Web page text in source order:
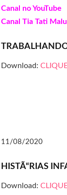
Canal no YouTube
Canal Tia Tati
Download:
11/08/2020
HISTÃ“RIAS
Download: